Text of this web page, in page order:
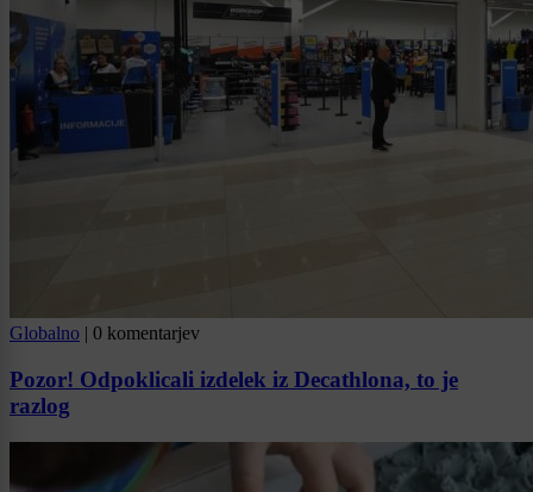
Globalno | 0 komentarjev
Pozor! Odpoklicali izdelek iz Decathlona, to je
razlog